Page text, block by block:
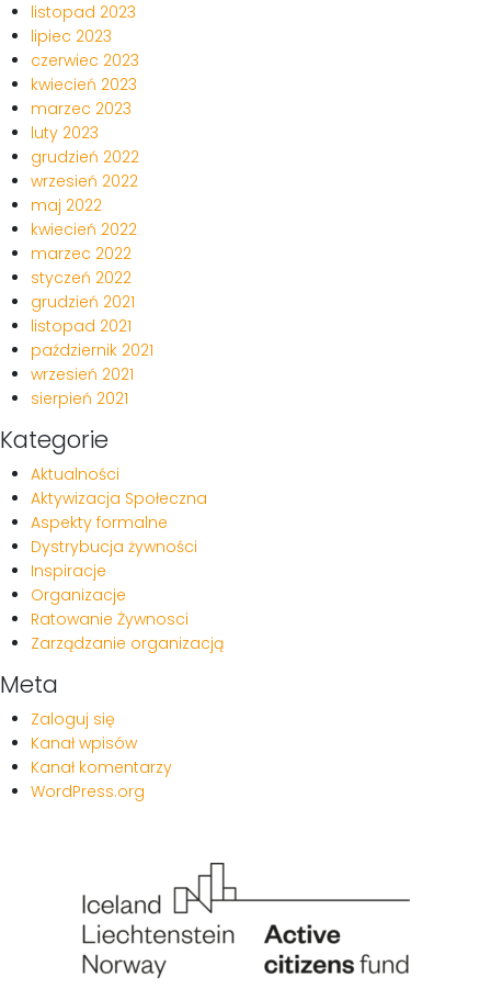
listopad 2023
lipiec 2023
czerwiec 2023
kwiecień 2023
marzec 2023
luty 2023
grudzień 2022
wrzesień 2022
maj 2022
kwiecień 2022
marzec 2022
styczeń 2022
grudzień 2021
listopad 2021
październik 2021
wrzesień 2021
sierpień 2021
Kategorie
Aktualności
Aktywizacja Społeczna
Aspekty formalne
Dystrybucja żywności
Inspiracje
Organizacje
Ratowanie Żywnosci
Zarządzanie organizacją
Meta
Zaloguj się
Kanał wpisów
Kanał komentarzy
WordPress.org